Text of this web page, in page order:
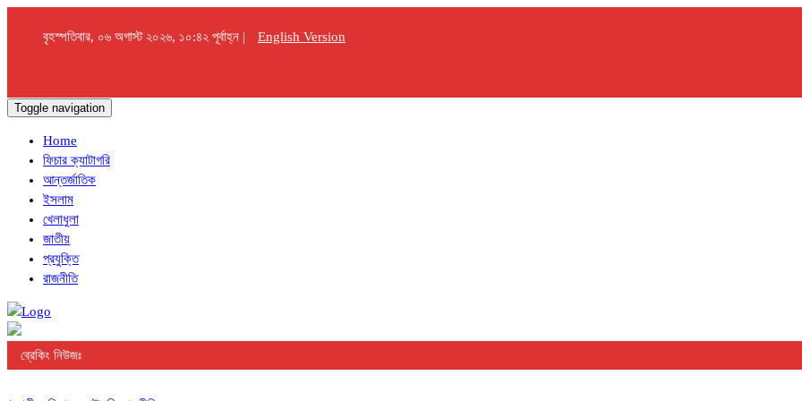
বৃহস্পতিবার, ০৬ অগাস্ট ২০২৬, ১০:৪২ পূর্বাহ্ন | English Version
Toggle navigation
Home
ফিচার ক্যাটাগরি
আন্তর্জাতিক
ইসলাম
খেলাধুলা
জাতীয়
প্রযুক্তি
রাজনীতি
ব্রেকিং নিউজঃ